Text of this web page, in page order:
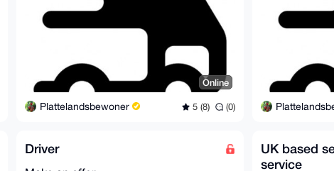
Online
Plattelandsbewoner 5 (8) (0)
Driver
UK based
service